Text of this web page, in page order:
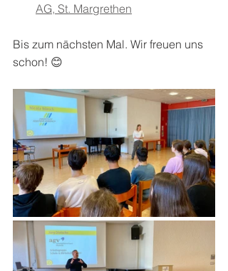
AG, St. Margrethen
Bis zum nächsten Mal. Wir freuen uns
schon! 😊